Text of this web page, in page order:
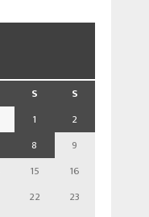
S
S
1
2
8
9
15
16
22
23